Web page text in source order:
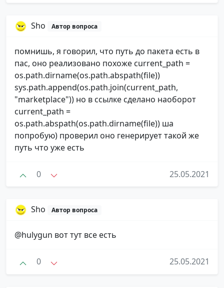
Sho Автор вопроса
помнишь, я говорил, что путь до пакета есть в
пас, оно реализовано похоже current_path =
os.path.dirname(os.path.abspath(file))
sys.path.append(os.path.join(current_path,
"marketplace")) но в cсылке сделано наоборот
current_path =
os.path.abspath(os.path.dirname(file)) ша
попробую) проверил оно генерирует такой же
путь что уже есть
0 25.05.2021
Sho Автор вопроса
@hulygun вот тут все есть
0 25.05.2021